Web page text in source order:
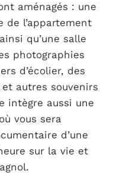
aménagés : une
l’appartement
qu’une salle
photographies
d’écolier, des
autres souvenirs
intègre aussi une
vous sera
d’une
sur la vie et